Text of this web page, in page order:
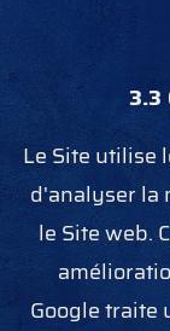
3.3
Le Site utilise
d'analyser la
le Site web.
Google traite